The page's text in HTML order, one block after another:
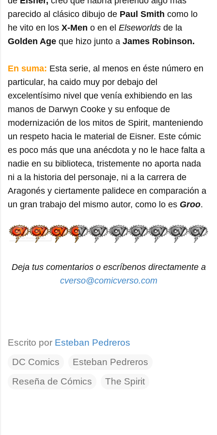
parecido al clásico dibujo de Paul Smith como lo
he vito en los X-Men o en el Elseworlds de la
Golden Age que hizo junto a James Robinson.
En suma: Esta serie, al menos en éste número en
particular, ha caido muy por debajo del
excelentísimo nivel que venía exhibiendo en las
manos de Darwyn Cooke y su enfoque de
modernización de los mitos de Spirit, manteniendo
un respeto hacia le material de Eisner. Este cómic
es poco más que una anécdota y no le hace falta a
nadie en su biblioteca, tristemente no aporta nada
ni a la historia del personaje, ni a la carrera de
Aragonés y ciertamente palidece en comparación a
un gran trabajo del mismo autor, como lo es Groo.
Deja tus comentarios o escríbenos directamente a
cverso@comicverso.com
Escrito por Esteban Pedreros
DC Comics
Esteban Pedreros
Reseña de Cómics
The Spirit